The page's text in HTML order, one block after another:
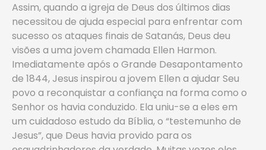
Assim, quando a igreja de Deus dos últimos dias
necessitou de ajuda especial para enfrentar com
sucesso os ataques finais de Satanás, Deus deu
visões a uma jovem chamada Ellen Harmon.
Imediatamente após o Grande Desapontamento
de 1844, Jesus inspirou a jovem Ellen a ajudar Seu
povo a reconquistar a confiança na forma como o
Senhor os havia conduzido. Ela uniu-se a eles em
um cuidadoso estudo da Bíblia, o “testemunho de
Jesus”, que Deus havia provido para os